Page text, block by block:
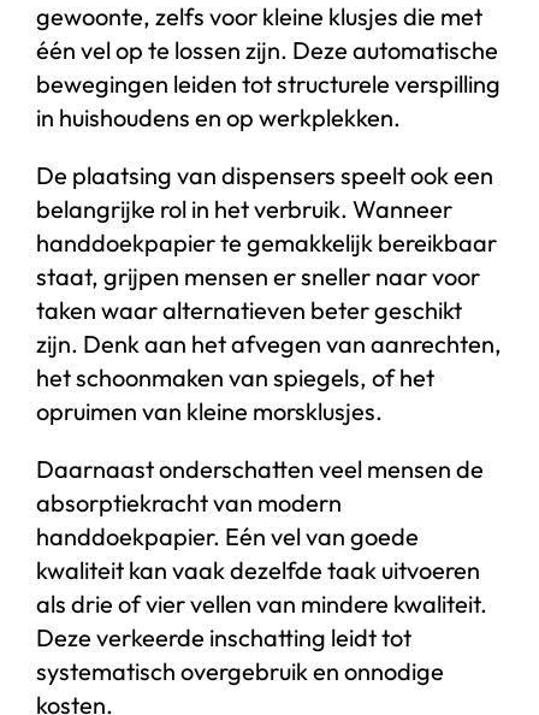
gewoonte, zelfs voor kleine klusjes die met
één vel op te lossen zijn. Deze automatische
bewegingen leiden tot structurele verspilling
in huishoudens en op werkplekken.
De plaatsing van dispensers speelt ook een
belangrijke rol in het verbruik. Wanneer
handdoekpapier te gemakkelijk bereikbaar
staat, grijpen mensen er sneller naar voor
taken waar alternatieven beter geschikt
zijn. Denk aan het afvegen van aanrechten,
het schoonmaken van spiegels, of het
opruimen van kleine morsklusjes.
Daarnaast onderschatten veel mensen de
absorptiekracht van modern
handdoekpapier. Eén vel van goede
kwaliteit kan vaak dezelfde taak uitvoeren
als drie of vier vellen van mindere kwaliteit.
Deze verkeerde inschatting leidt tot
systematisch overgebruik en onnodige
kosten.